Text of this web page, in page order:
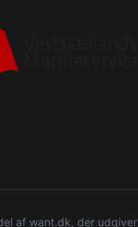
af want.dk, der